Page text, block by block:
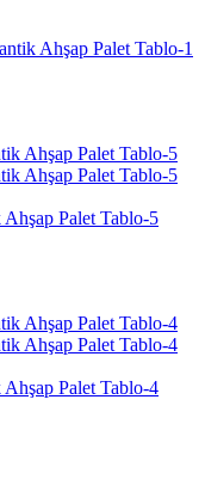
Ahşap Palet Tablo-1
Palet Tablo-5
Palet Tablo-4